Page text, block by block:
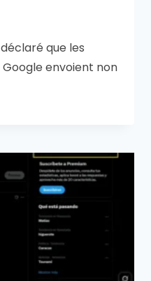
que les
envoient non